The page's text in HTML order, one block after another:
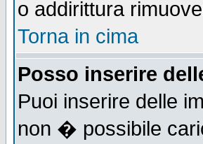
o addirittura
Torna in cima
Posso inserire
Puoi inserire delle
non � possibile